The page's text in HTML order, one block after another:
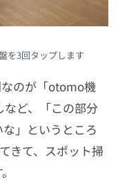
を3回タップします
のが「otomo機
ど、「この部分
」というところ
きて、スポット掃